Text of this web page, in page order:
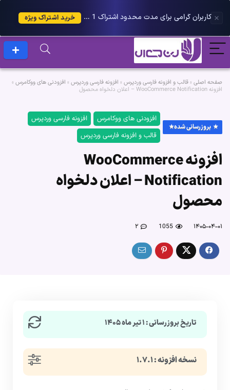
کاربران گرامی برای مدت محدود اشتراک 1 ساله پلاس را می توانید با 25 درصد تخفیف دریافت کنید. خرید اشتراک ویژه
صفحه اصلی »قالب و افزونه فارسی وردپرس » افزونه فارسی وردپرس » افزودنی های ووکامرس »
افزونه WooCommerce Notification – اعلان دلخواه محصول
بروزرسانی شده
افزودنی های ووکامرس
افزونه فارسی وردپرس
قالب و افزونه فارسی وردپرس
افزونه WooCommerce
Notification – اعلان دلخواه
محصول
۱۴۰۵-۰۴-۰۱ 1055 ۲
تاریخ بروزرسانی : ۱ تیر ماه ۱۴۰۵
نسخه افزونه : ۱.۷.۱